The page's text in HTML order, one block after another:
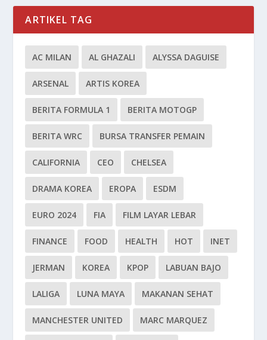
ARTIKEL TAG
AC MILAN AL GHAZALI ALYSSA DAGUISE
ARSENAL ARTIS KOREA
BERITA FORMULA 1 BERITA MOTOGP
BERITA WRC BURSA TRANSFER PEMAIN
CALIFORNIA CEO CHELSEA
DRAMA KOREA EROPA ESDM
EURO 2024 FIA FILM LAYAR LEBAR
FINANCE FOOD HEALTH HOT INET
JERMAN KOREA KPOP LABUAN BAJO
LALIGA LUNA MAYA MAKANAN SEHAT
MANCHESTER UNITED MARC MARQUEZ